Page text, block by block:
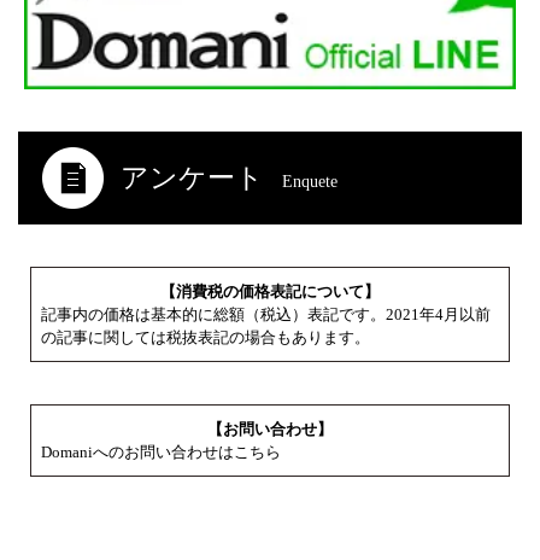
アンケート Enquete
【消費税の価格表記について】
記事内の価格は基本的に総額（税込）表記です。2021年4月以前
の記事に関しては税抜表記の場合もあります。
【お問い合わせ】
Domaniへのお問い合わせはこちら